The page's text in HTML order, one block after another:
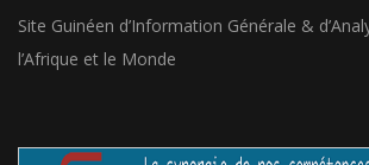
Site Guinéen d’Information Générale &
l’Afrique et le Monde